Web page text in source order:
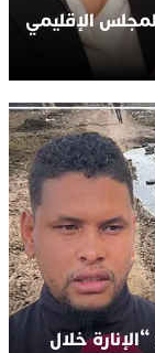
الإقليمي
خلال